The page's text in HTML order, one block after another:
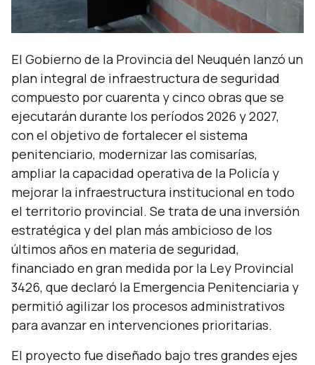
El Gobierno de la Provincia del Neuquén lanzó un
plan integral de infraestructura de seguridad
compuesto por cuarenta y cinco obras que se
ejecutarán durante los períodos 2026 y 2027,
con el objetivo de fortalecer el sistema
penitenciario, modernizar las comisarías,
ampliar la capacidad operativa de la Policía y
mejorar la infraestructura institucional en todo
el territorio provincial. Se trata de una inversión
estratégica y del plan más ambicioso de los
últimos años en materia de seguridad,
financiado en gran medida por la Ley Provincial
3426, que declaró la Emergencia Penitenciaria y
permitió agilizar los procesos administrativos
para avanzar en intervenciones prioritarias.
El proyecto fue diseñado bajo tres grandes ejes